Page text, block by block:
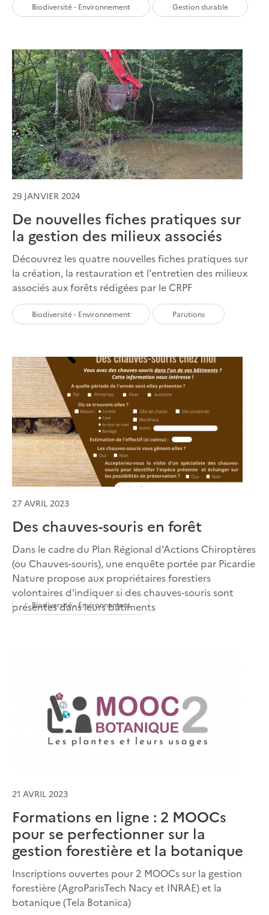
Biodiversité - Environnement Gestion durable
29 JANVIER 2024
De nouvelles fiches pratiques sur
la gestion des milieux associés
Découvrez les quatre nouvelles fiches pratiques sur
la création, la restauration et l'entretien des milieux
associés aux forêts rédigées par le CRPF
Biodiversité - Environnement Parutions
27 AVRIL 2023
Des chauves-souris en forêt
Dans le cadre du Plan Régional d'Actions Chiroptères
(ou Chauves-souris), une enquête portée par Picardie
Nature propose aux propriétaires forestiers
volontaires d'indiquer si des chauves-souris sont
présentes dans leurs bâtiments
Biodiversité - Environnement
21 AVRIL 2023
Formations en ligne : 2 MOOCs
pour se perfectionner sur la
gestion forestière et la botanique
Inscriptions ouvertes pour 2 MOOCs sur la gestion
forestière (AgroParisTech Nacy et INRAE) et la
botanique (Tela Botanica)